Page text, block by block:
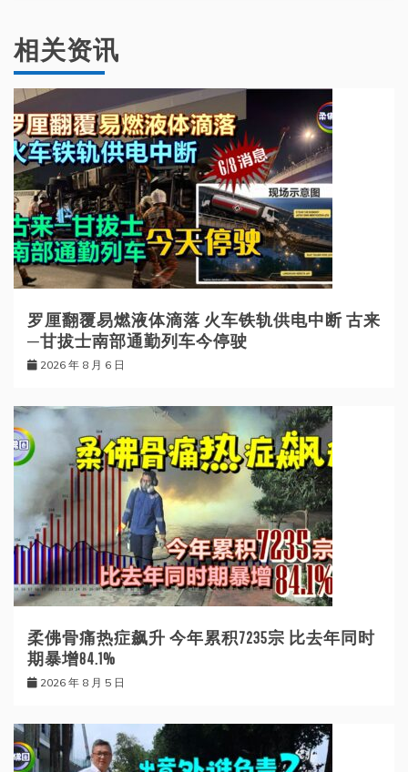
相关资讯
罗厘翻覆易燃液体滴落 火车铁轨供电中断 古来
─甘拔士南部通勤列车今停驶
2026 年 8 月 6 日
柔佛骨痛热症飙升 今年累积7235宗 比去年同时
期暴增84.1%
2026 年 8 月 5 日